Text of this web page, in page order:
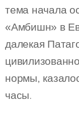
тема начала
«Амбишн» в
далекая
нормы,
часы.